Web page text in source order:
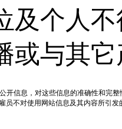
及个人
或与其
开信息，对这些信息的准确性和完
员不对使用网站信息及其内容所引